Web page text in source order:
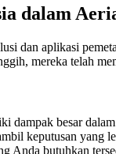
dalam
dan aplikasi
mereka telah
besar
keputusan yang
Anda butuhkan